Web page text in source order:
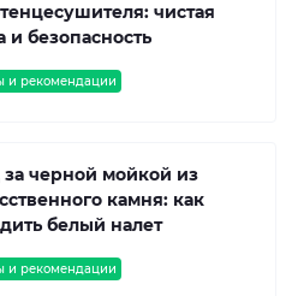
и рекомендации
чистая
и безопасность
и рекомендации
за черной мойкой из
камня: как
белый налет